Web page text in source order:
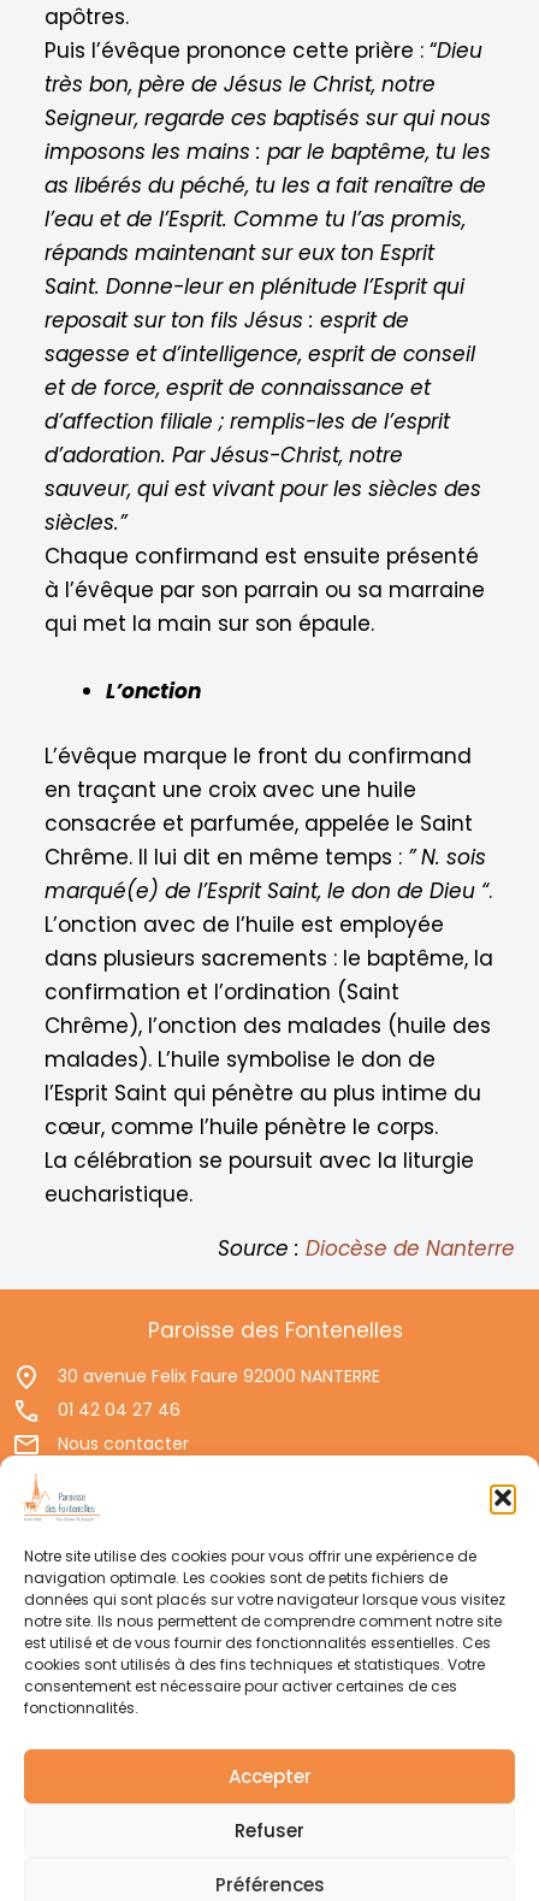
Notre site utilise des cookies pour vous offrir une expérience de
navigation optimale. Les cookies sont de petits fichiers de
données qui sont placés sur votre navigateur lorsque vous visitez
notre site. Ils nous permettent de comprendre comment notre site
est utilisé et de vous fournir des fonctionnalités essentielles. Ces
cookies sont utilisés à des fins techniques et statistiques. Votre
consentement est nécessaire pour activer certaines de ces
fonctionnalités.
Accepter
Refuser
Préférences
apôtres.
Puis l’évêque prononce cette prière : “Dieu
très bon, père de Jésus le Christ, notre
Seigneur, regarde ces baptisés sur qui nous
imposons les mains : par le baptême, tu les
as libérés du péché, tu les a fait renaître de
l’eau et de l’Esprit. Comme tu l’as promis,
répands maintenant sur eux ton Esprit
Saint. Donne-leur en plénitude l’Esprit qui
reposait sur ton fils Jésus : esprit de
sagesse et d’intelligence, esprit de conseil
et de force, esprit de connaissance et
d’affection filiale ; remplis-les de l’esprit
d’adoration. Par Jésus-Christ, notre
sauveur, qui est vivant pour les siècles des
siècles.”
Chaque confirmand est ensuite présenté
à l’évêque par son parrain ou sa marraine
qui met la main sur son épaule.
L’onction
L’évêque marque le front du confirmand
en traçant une croix avec une huile
consacrée et parfumée, appelée le Saint
Chrême. Il lui dit en même temps : ” N. sois
marqué(e) de l’Esprit Saint, le don de Dieu “.
L’onction avec de l’huile est employée
dans plusieurs sacrements : le baptême, la
confirmation et l’ordination (Saint
Chrême), l’onction des malades (huile des
malades). L’huile symbolise le don de
l’Esprit Saint qui pénètre au plus intime du
cœur, comme l’huile pénètre le corps.
La célébration se poursuit avec la liturgie
eucharistique.
Source : Diocèse de Nanterre
Paroisse des Fontenelles
30 avenue Felix Faure 92000 NANTERRE
01 42 04 27 46
Nous contacter
Politique de confidentialité
Suivre votre paroisse
WhatsApp
Newsletter